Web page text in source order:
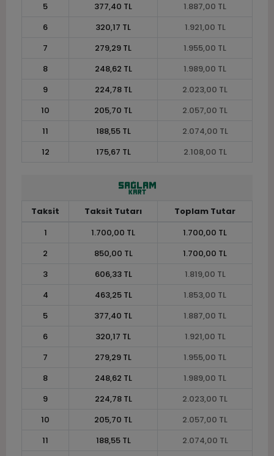
5
377,40 TL
1.887,00 TL
6
320,17 TL
1.921,00 TL
7
279,29 TL
1.955,00 TL
8
248,62 TL
1.989,00 TL
9
224,78 TL
2.023,00 TL
10
205,70 TL
2.057,00 TL
11
188,55 TL
2.074,00 TL
12
175,67 TL 2.108,00 TL
Taksit Taksit Tutarı
Toplam Tutar
1
1.700,00 TL
1.700,00 TL
2
850,00 TL
1.700,00 TL
3
606,33 TL
1.819,00 TL
4
463,25 TL
1.853,00 TL
5
377,40 TL
1.887,00 TL
6
320,17 TL
1.921,00 TL
7
279,29 TL
1.955,00 TL
8
248,62 TL
1.989,00 TL
9
224,78 TL
2.023,00 TL
10
205,70 TL
2.057,00 TL
11
188,55 TL
2.074,00 TL